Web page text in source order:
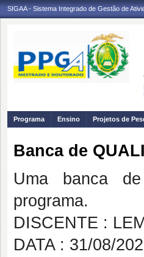
SIGAA - Sistema Integrado de Gestão de
Programa Ensino Projetos de
Banca de
Uma banca
programa.
DISCENTE :
DATA : 31/08/